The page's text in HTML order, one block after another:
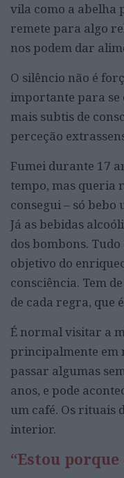
vila como a abelha
remete para algo
nos podem dar
O silêncio não é
importante para se
mais subtis de
perceção
Fumei durante 17
tempo, mas queria
consegui – só bebo
Já as bebidas
dos bombons.
objetivo do
consciência. Tem
de cada regra, que
É normal visitar a
principalmente em
passar algumas
anos, e pode
um café. Os rituais
interior.
“Estou porque